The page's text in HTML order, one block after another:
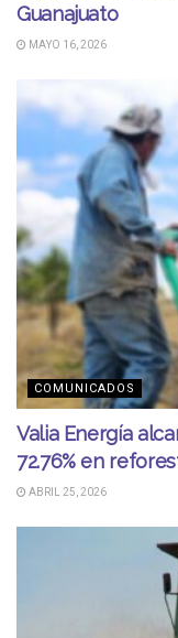
Guanajuato
MAYO 16, 2026
COMUNICADOS
Valia Energía
72.76% en
ABRIL 25, 2026